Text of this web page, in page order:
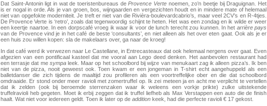
Dat Saint-Antonin ligt in wat de toeristenbureaus deProvence Verte noemen, zo’n beetje bij Draguignan. Het
is er nogal in orde. Als je van groen, bos, wijngaarden en vergezichten houdt en in mindere mate of helemaal
niet van opgefokte moderniteit. Je treft er niet van die Rivièra-boulevardcabrio’s, maar veel 2CV’s en R-4tjes.
De Provence Verte is ‘retro’, zoals dat tegenwoordig schijnt te heten. Het was een zondag en ik wilde er weer
een keertje naartoe. In een dorpscafé vroeg ik waar ik voor de lunch terecht zou kunnen. In het arrière pays
van de Provence vind je in het café de beste ‘consultants’, en niet alleen als het over eten gaat. Ook als je er
een huis zou willen kopen: sla de makelaars over, ga naar de kroeg!
In dat café werd ik verwezen naar Le Castellane, in Entrecasteaux dat ook helemaal nergens over gaat. Even
afgezien van een pontificaal kasteel dat me vooral aan Lego deed denken. Het aanbevolen restaurant had
een terrasje dat me sympaleek. Maar op het schoolbord bij wijze van menukaart zag ik alleen pizza’s. Ik ben
niet van de pizza, nooit geweest ook. Toen kwam er een jongeman in T-shirt echt aangehuppeld als een
balletdanser die zich tijdens de maaltijd zou profileren als een voortreffelijke ober en die dat schoolbord
omdraaide. Er stond onder meer ravioli met zomertruffel op. Ik zei meteen ja en acht me verplicht te vertellen
dat ik zelden (ook bij beroemde sterrenzaken waar ik weleens een vorkje prikte) zulke uitstekende
truffelravioli heb gegeten. Moet ik erbij zeggen dat ik truffel liefheb als Max Verstappen een auto die de finish
haalt. Wat niet voor iedereen geldt. Toen ik later op de addition keek, had die perfecte ravioli € 17 gekost.